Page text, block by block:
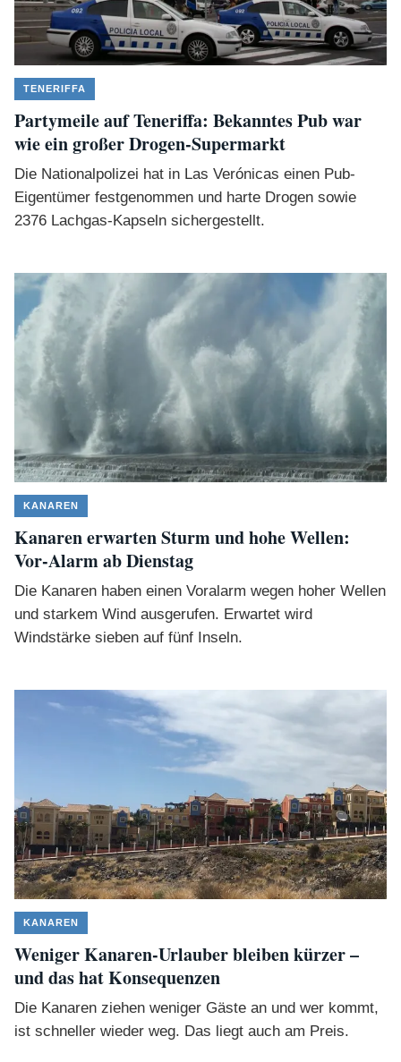
TENERIFFA
Partymeile auf Teneriffa: Bekanntes Pub war
wie ein großer Drogen-Supermarkt
Die Nationalpolizei hat in Las Verónicas einen Pub-
Eigentümer festgenommen und harte Drogen sowie
2376 Lachgas-Kapseln sichergestellt.
KANAREN
Kanaren erwarten Sturm und hohe Wellen:
Vor-Alarm ab Dienstag
Die Kanaren haben einen Voralarm wegen hoher Wellen
und starkem Wind ausgerufen. Erwartet wird
Windstärke sieben auf fünf Inseln.
KANAREN
Weniger Kanaren-Urlauber bleiben kürzer –
und das hat Konsequenzen
Die Kanaren ziehen weniger Gäste an und wer kommt,
ist schneller wieder weg. Das liegt auch am Preis.